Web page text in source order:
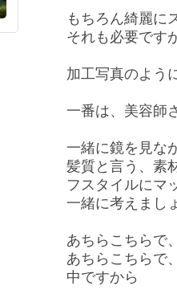
もちろん綺麗に
それも必要です
加工写真のよう
一番は、美容師
一緒に鏡を見な
髪質と言う、素
フスタイルにマ
一緒に考えまし
あちらこちらで
あちらこちらで
中ですから